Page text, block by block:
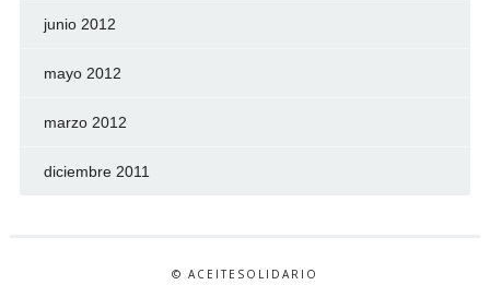
junio 2012
mayo 2012
marzo 2012
diciembre 2011
© ACEITESOLIDARIO